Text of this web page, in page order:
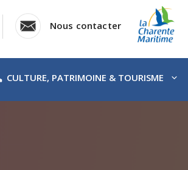
Nous contacter
CULTURE, PATRIMOINE & TOURISME